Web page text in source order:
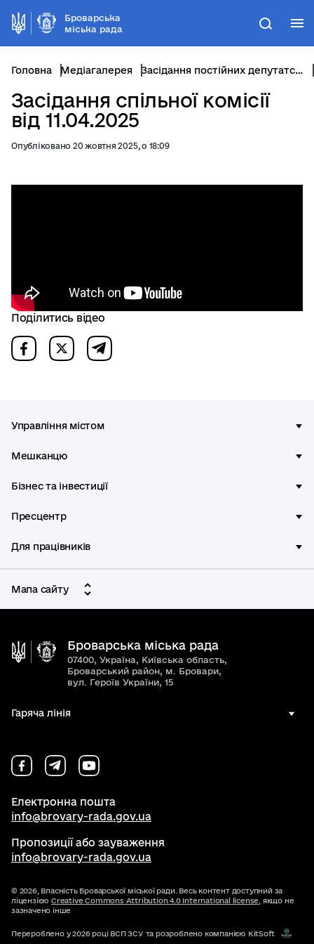
Броварська
міська рада
Пошук
Головна Медіагалерея Засідання постійних депутатських комісій
Засідання спільної комісії
від 11.04.2025
Опубліковано 20 жовтня 2025, о 18:09
Поділитись відео
Управління містом
Мешканцю
Бізнес та інвестиції
Пресцентр
Для працівників
Мапа сайту
Броварська міська рада
07400, Україна, Київська область,
Броварський район, м. Бровари,
вул. Героїв України, 15
Гаряча лінія
Електронна пошта
info@brovary-rada.gov.ua
Пропозиції або зауваження
info@brovary-rada.gov.ua
© 2026, Власність Броварської міської ради. Весь контент доступний за
ліцензією Creative Commons Attribution 4.0 International license , якщо не
зазначено інше
Перероблено у 2026 році ВСП ЗСУ та розроблено компанією KitSoft